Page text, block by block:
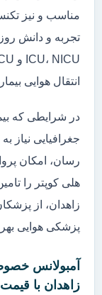
مناسب و نیز
ICU، NICU و PICU را دارد.
انتقال هوایی
در شرایطی که
جغرافیایی نیاز
رسان، امکان
هلی کوپتر را
زاهدان، از
پزشکی هوایی
آمبولانس
زاهدان با